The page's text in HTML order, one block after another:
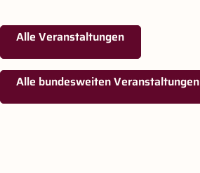
Alle Veranstaltungen
Alle bundesweiten Veranstaltungen